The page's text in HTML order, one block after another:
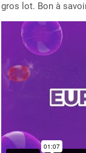
gros lot. Bon à